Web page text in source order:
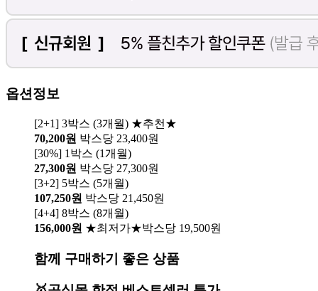
옵션정보
[2+1] 3박스 (3개월) ★추천★
70,200원 박스당 23,400원
[30%] 1박스 (1개월)
27,300원 박스당 27,300원
[3+2] 5박스 (5개월)
107,250원 박스당 21,450원
[4+4] 8박스 (8개월)
156,000원 ★최저가★박스당 19,500원
함께 구매하기 좋은 상품